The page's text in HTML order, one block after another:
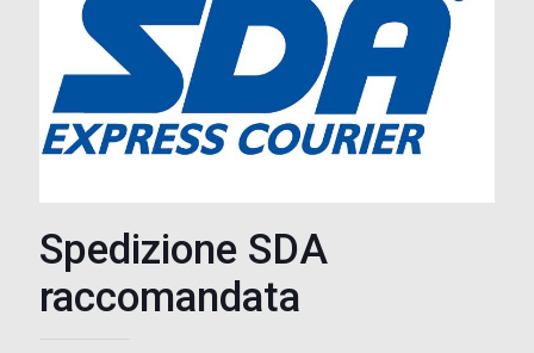
Spedizione SDA
raccomandata